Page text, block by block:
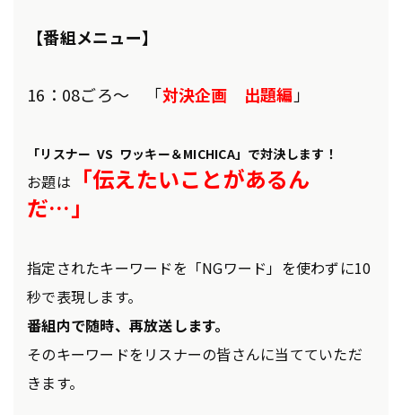
【番組メニュー】
16：08ごろ～ 「対決企画 出題編 」
「リスナー VS ワッキー＆MICHICA」で対決します！
お題は
「伝えたいことがあるん
だ…」
指定されたキーワードを「NGワード」を使わずに10
秒で表現します。
番組内で随時、再放送します。
そのキーワードをリスナーの皆さんに当てていただ
きます。